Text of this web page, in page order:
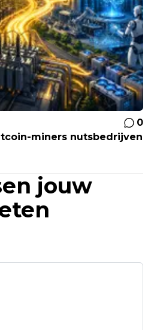
0
miners nutsbedrijven
jouw